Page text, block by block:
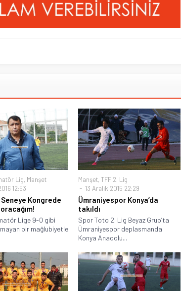
Lig, Manşet
12:53
Kongrede
Lige 9-0 gibi
bir mağlubiyetle
Manşet,TFF 2. Lig
13 Aralık 2015 22:29
Ümraniyespor Konya’da
takıldı
Spor Toto 2. Lig Beyaz Grup’ta
Ümraniyespor deplasmanda
Konya Anadolu...